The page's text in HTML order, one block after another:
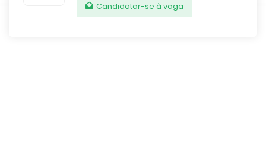
Candidatar-se à vaga